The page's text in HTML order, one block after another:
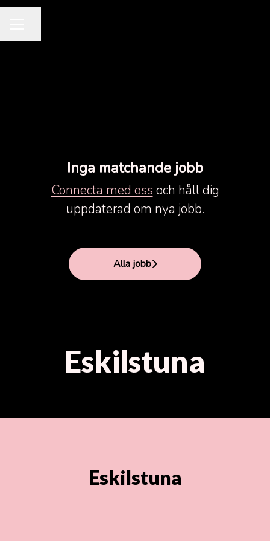
Inga matchande jobb
Connecta med oss och håll dig
uppdaterad om nya jobb.
Alla jobb
Eskilstuna
Eskilstuna